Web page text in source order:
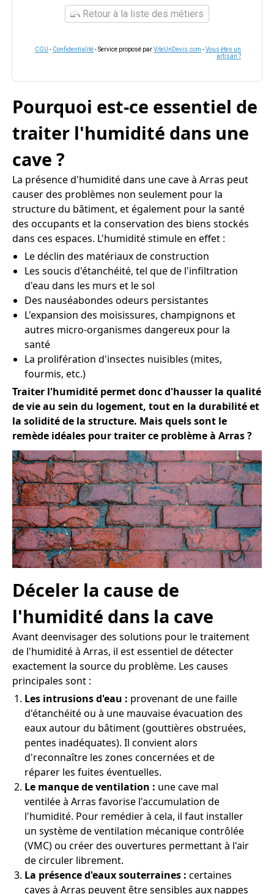
Retour à la liste des métiers
CGU - Confidentialité- Service proposé parViteUnDevis.com -Vous êtes un
artisan ?
Pourquoi est-ce essentiel de
traiter l'humidité dans une
cave ?
La présence d'humidité dans une cave à Arras peut
causer des problèmes non seulement pour la
structure du bâtiment, et également pour la santé
des occupants et la conservation des biens stockés
dans ces espaces. L'humidité stimule en effet :
Le déclin des matériaux de construction
Les soucis d'étanchéité, tel que de l'infiltration
d'eau dans les murs et le sol
Des nauséabondes odeurs persistantes
L'expansion des moisissures, champignons et
autres micro-organismes dangereux pour la
santé
La prolifération d'insectes nuisibles (mites,
fourmis, etc.)
Traiter l'humidité permet donc d'hausser la qualité
de vie au sein du logement, tout en la durabilité et
la solidité de la structure. Mais quels sont le
remède idéales pour traiter ce problème à Arras ?
Déceler la cause de
l'humidité dans la cave
Avant deenvisager des solutions pour le traitement
de l'humidité à Arras, il est essentiel de détecter
exactement la source du problème. Les causes
principales sont :
Les intrusions d'eau : provenant de une faille
d'étanchéité ou à une mauvaise évacuation des
eaux autour du bâtiment (gouttières obstruées,
pentes inadéquates). Il convient alors
d'reconnaître les zones concernées et de
réparer les fuites éventuelles.
Le manque de ventilation : une cave mal
ventilée à Arras favorise l'accumulation de
l'humidité. Pour remédier à cela, il faut installer
un système de ventilation mécanique contrôlée
(VMC) ou créer des ouvertures permettant à l'air
de circuler librement.
La présence d'eaux souterraines : certaines
caves à Arras peuvent être sensibles aux nappes